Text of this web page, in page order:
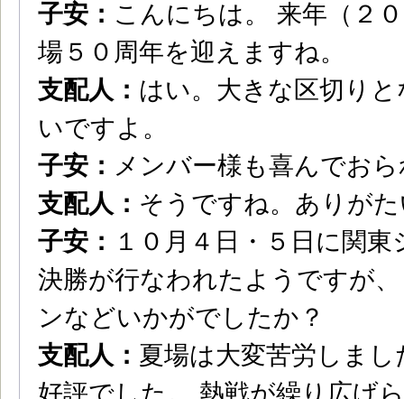
子安： こんにちは。 来年（２
場５０周年を迎えますね。
支配人： はい。大きな区切り
いですよ。
子安： メンバー様も喜んでお
支配人： そうですね。ありが
子安： １０月４日・５日に関
決勝が行なわれたようですが
ンなどいかがでしたか？
支配人： 夏場は大変苦労しま
好評でした。 熱戦が繰り広げ